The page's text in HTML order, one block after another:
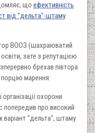
що ефективність
від "дельта"-штаму
ВООЗ (шахраюватий
зате з репутацією
брехав півтора
порцію марення:
охорони
про високий
варіант "дельта", штаму